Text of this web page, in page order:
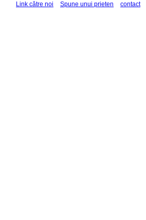
Link către noi Spune unui prieten contact